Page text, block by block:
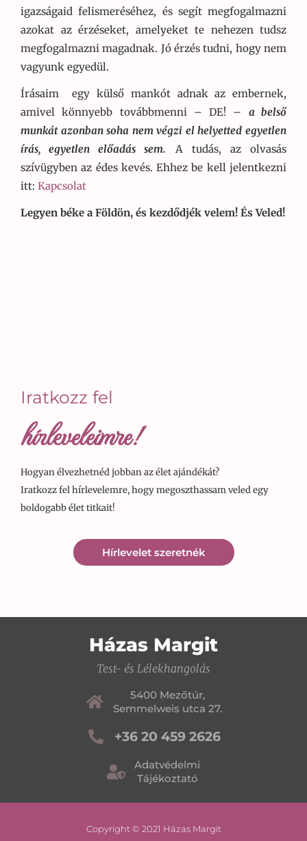
igazságaid felismeréséhez, és segít megfogalmazni
azokat az érzéseket, amelyeket te nehezen tudsz
megfogalmazni magadnak. Jó érzés tudni, hogy nem
vagyunk egyedül.
Írásaim egy külső mankót adnak az embernek,
amivel könnyebb továbbmenni – DE! – a belső
munkát azonban soha nem végzi el helyetted egyetlen
írás, egyetlen előadás sem. A tudás, az olvasás
szívügyben az édes kevés. Ehhez be kell jelentkezni
itt: Kapcsolat
Legyen béke a Földön, és kezdődjék velem! És Veled!
Iratkozz fel
hírleveleimre!
Hogyan élvezhetnéd jobban az élet ajándékát?
Iratkozz fel hírlevelemre, hogy megoszthassam veled egy
boldogabb élet titkait!
Hírlevelet szeretnék
Házas Margit
Test- és Lélekhangolás
5400 Mezőtúr,
Semmelweis utca 27.
+36 20 459 2626
Adatvédelmi
Tájékoztató
Copyright © 2021 Házas Margit